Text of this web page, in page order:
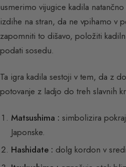
usmerimo vijugice kadila
izdihe na stran, da ne vpihamo v
zapomniti to dišavo, položiti
podati sosedu.
Ta igra kadila sestoji v tem, da z
potovanje z ladjo do treh slavnih
Matsushima : simbolizira
Japonske.
Hashidate : dolg kordon v